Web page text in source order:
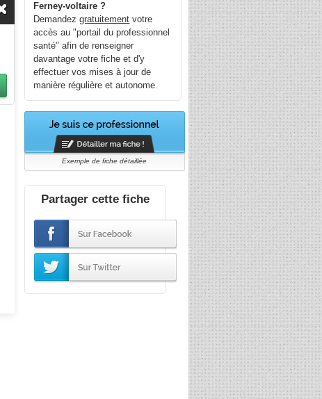
Ferney-voltaire ?
Demandezgratuitement votre
accès au "portail du professionnel
santé" afin de renseigner
davantage votre fiche et d'y
effectuer vos mises à jour de
manière régulière et autonome.
Exemple de fiche détaillée
Partager cette fiche